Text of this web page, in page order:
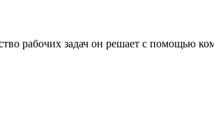
рабочих задач он решает с помощью